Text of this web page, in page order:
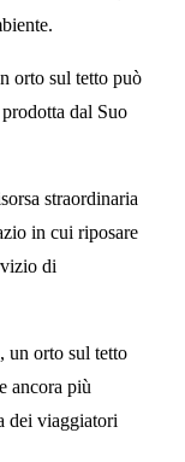
orto sul tetto può
dal Suo
straordinaria
in cui riposare
di
un orto sul tetto
ancora più
dei viaggiatori